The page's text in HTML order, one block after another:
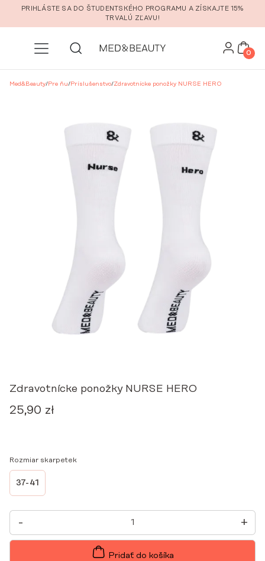
Prejsť na hlavný obsah
PRIHLÁSTE SA DO ŠTUDENTSKÉHO PROGRAMU A ZÍSKAJTE 15%
TRVALÚ ZĽAVU!
0
Med&Beauty/Pre ňu/Príslušenstvo/Zdravotnícke ponožky NURSE HERO
Zdravotnícke ponožky NURSE HERO
25,90 zł
Rozmiar skarpetek
37-41
-
MNOŽSTVO
ZDRAVOTNÍCKE
PONOŽKY
NURSE
+
Pridať do košíka